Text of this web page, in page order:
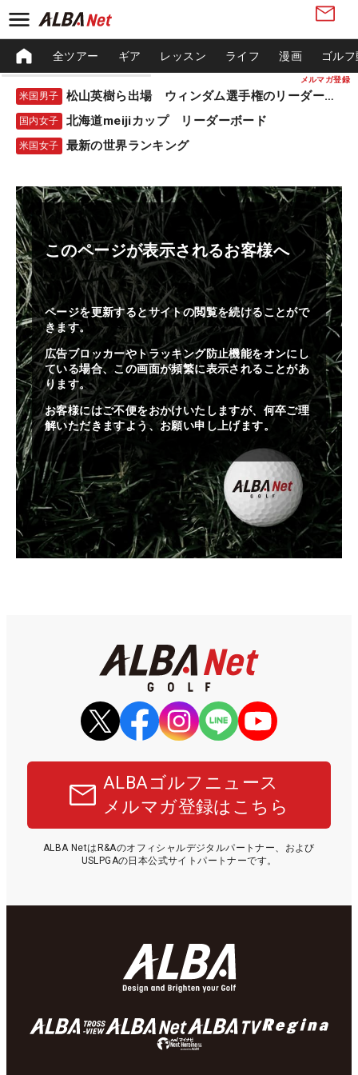
メルマガ登録
全ツアー ギア レッスン ライフ 漫画 ゴル
米国男子 松山英樹ら出場 ウィンダム選手権のリーダーボード
国内女子 北海道meijiカップ リーダーボード
米国女子 最新の世界ランキング
このページが表示されるお客様へ
ページを更新するとサイトの閲覧を続けることがで
きます。
広告ブロッカーやトラッキング防止機能をオンにし
ている場合、この画面が頻繁に表示されることがあ
ります。
お客様にはご不便をおかけいたしますが、何卒ご理
解いただきますよう、お願い申し上げます。
ALBAゴルフニュース
メルマガ登録はこちら
ALBA NetはR&Aのオフィシャルデジタルパートナー、および
USLPGAの日本公式サイトパートナーです。